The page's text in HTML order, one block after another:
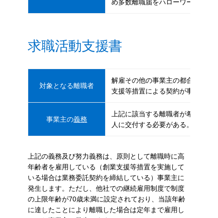
め多数離職届をハローワークに提
求職活動支援書
対象となる離職者
解雇その他の事業主の都合により
支援等措置による契約が事業主都
事業主の義務
上記に該当する離職者が希望す
人に交付する必要がある。
上記の義務及び努力義務は、原則として離職時に高
年齢者を雇用している（創業支援等措置を実施して
いる場合は業務委託契約を締結している）事業主に
発生します。ただし、他社での継続雇用制度で制度
の上限年齢が70歳未満に設定されており、当該年齢
に達したことにより離職した場合は定年まで雇用し